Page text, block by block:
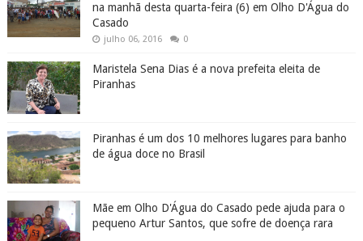
na manhã desta quarta-feira (6) em Olho D'Água do
Casado
julho 06, 2016 0
Maristela Sena Dias é a nova prefeita eleita de
Piranhas
Piranhas é um dos 10 melhores lugares para banho
de água doce no Brasil
Mãe em Olho D'Água do Casado pede ajuda para o
pequeno Artur Santos, que sofre de doença rara